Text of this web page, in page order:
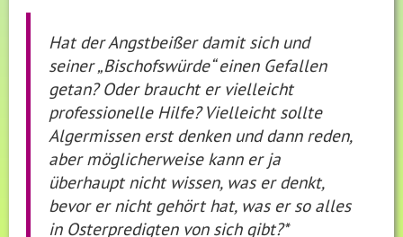
Hat der Angstbeißer damit sich und
seiner „Bischofswürde“ einen Gefallen
getan? Oder braucht er vielleicht
professionelle Hilfe? Vielleicht sollte
Algermissen erst denken und dann reden,
aber möglicherweise kann er ja
überhaupt nicht wissen, was er denkt,
bevor er nicht gehört hat, was er so alles
in Osterpredigten von sich gibt?*